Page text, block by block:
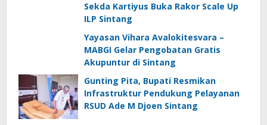
Sekda Kartiyus Buka Rakor Scale Up
ILP Sintang
Yayasan Vihara Avalokitesvara –
MABGI Gelar Pengobatan Gratis
Akupuntur di Sintang
Gunting Pita, Bupati Resmikan
Infrastruktur Pendukung Pelayanan
RSUD Ade M Djoen Sintang